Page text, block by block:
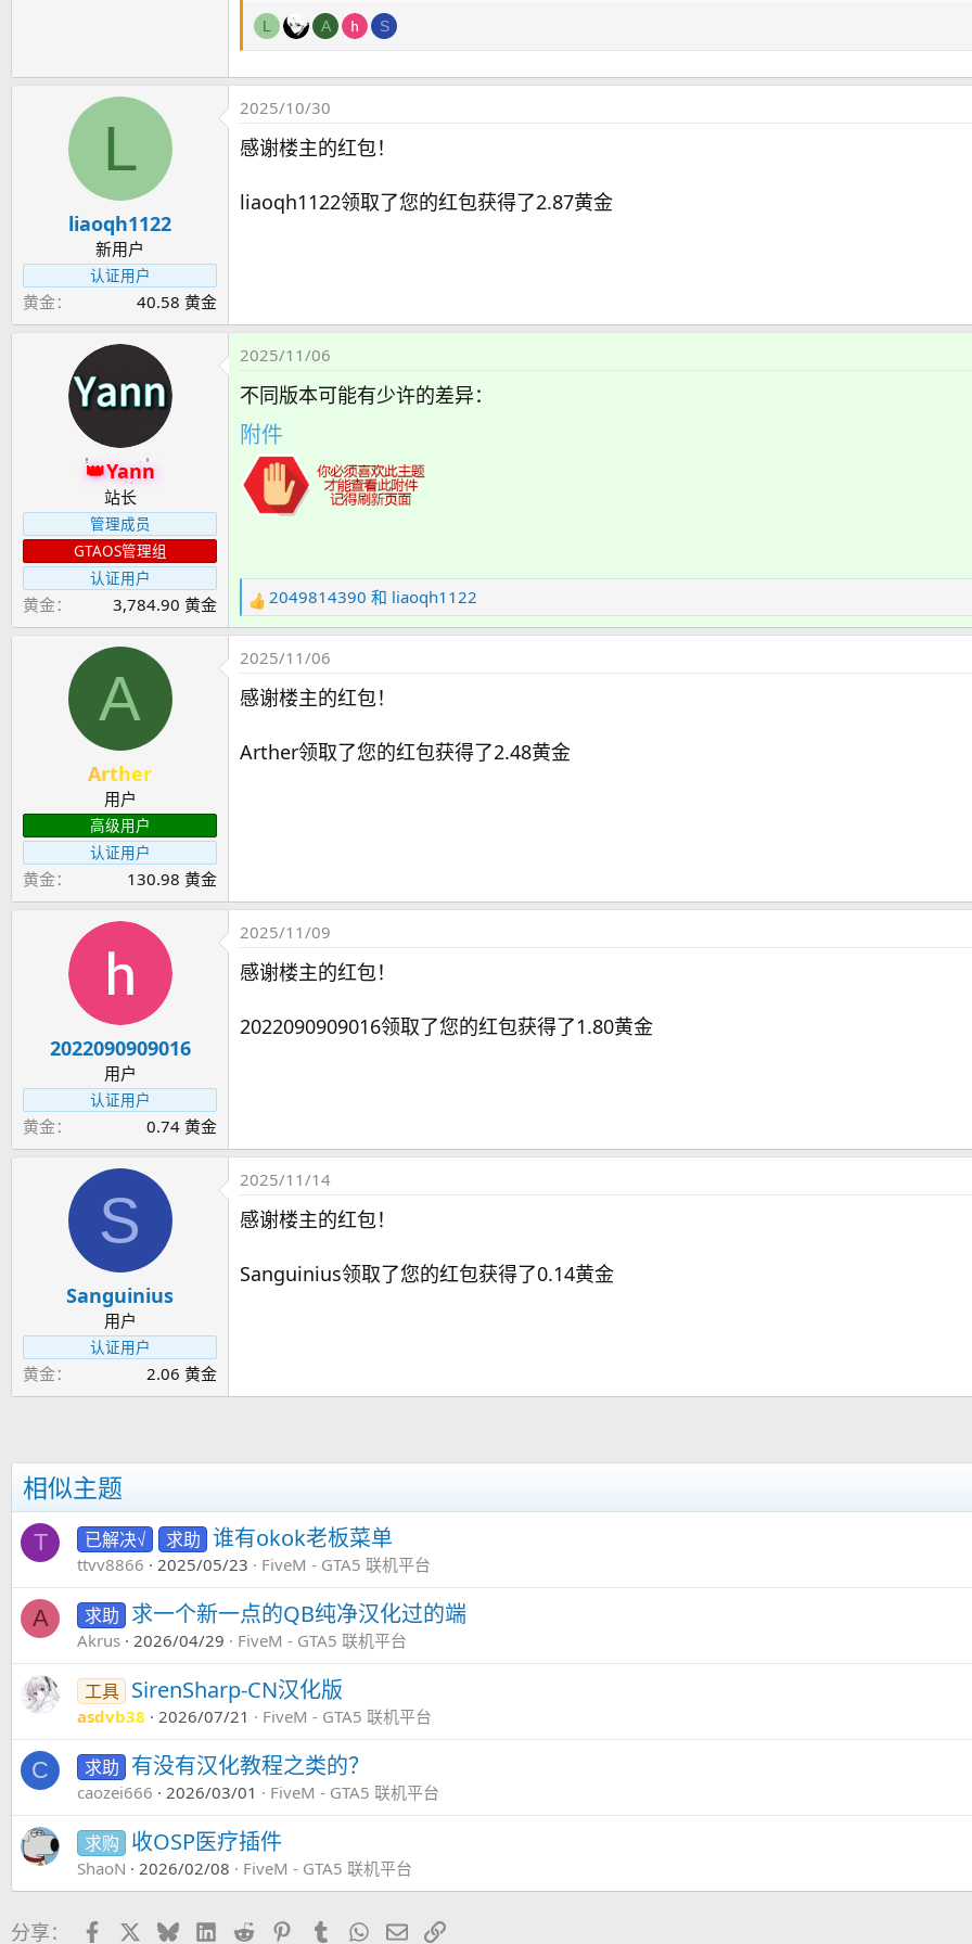
L A S
L
liaoqh1122
新用户
认证用户
黄金 40.58 黄金
2025/10/30
感谢楼主的红包！
liaoqh1122领取了您的红包获得了2.87黄金
Yann
站长
管理成员
GTAOS管理组
认证用户
黄金 3,784.90 黄金
2025/11/06
不同版本可能有少许的差异：
附件
反
馈
：
2049814390 和 liaoqh1122
A
Arther
用户
高级用户
认证用户
黄金 130.98 黄金
2025/11/06
感谢楼主的红包！
Arther领取了您的红包获得了2.48黄金
2022090909016
用户
认证用户
黄金 0.74 黄金
2025/11/09
感谢楼主的红包！
2022090909016领取了您的红包获得了1.80黄金
S
Sanguinius
用户
认证用户
黄金 2.06 黄金
2025/11/14
感谢楼主的红包！
Sanguinius领取了您的红包获得了0.14黄金
相似主题
T 已解决√ 求助 谁有okok老板菜单
ttvv8866 2025/05/23 FiveM - GTA5 联机平台
A 求助 求一个新一点的QB纯净汉化过的端
Akrus 2026/04/29 FiveM - GTA5 联机平台
工具 SirenSharp-CN汉化版
asdvb38 2026/07/21 FiveM - GTA5 联机平台
C 求助 有没有汉化教程之类的？
caozei666 2026/03/01 FiveM - GTA5 联机平台
求购 收OSP医疗插件
ShaoN 2026/02/08 FiveM - GTA5 联机平台
分享： FacebookBlueskyLinkedIn
RedditPinterestTumblrWhatsApp
邮件链接